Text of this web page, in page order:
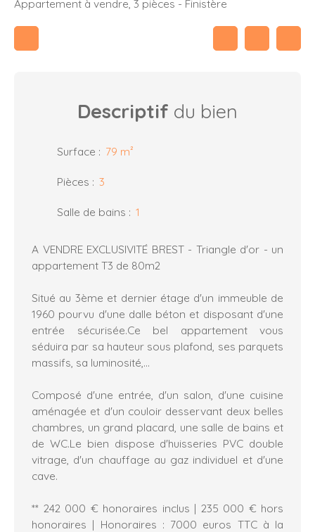
Appartement à vendre, 3 pièces - Finistère
Descriptif du bien
Surface : 79 m²
Pièces : 3
Salle de bains : 1
A VENDRE EXCLUSIVITÉ BREST - Triangle d'or - un
appartement T3 de 80m2
Situé au 3ème et dernier étage d'un immeuble de
1960 pourvu d'une dalle béton et disposant d'une
entrée sécurisée.Ce bel appartement vous
séduira par sa hauteur sous plafond, ses parquets
massifs, sa luminosité,...
Composé d'une entrée, d'un salon, d'une cuisine
aménagée et d'un couloir desservant deux belles
chambres, un grand placard, une salle de bains et
de WC.Le bien dispose d'huisseries PVC double
vitrage, d'un chauffage au gaz individuel et d'une
cave.
** 242 000 € honoraires inclus | 235 000 € hors
honoraires | Honoraires : 7000 euros TTC à la